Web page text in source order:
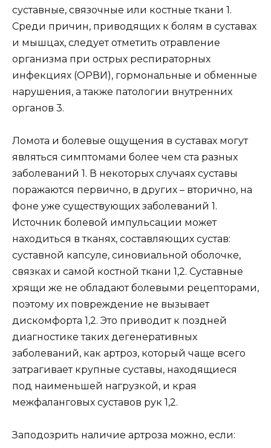
суставные, связочные или костные ткани 1.
Среди причин, приводящих к болям в суставах
и мышцах, следует отметить отравление
организма при острых респираторных
инфекциях (ОРВИ), гормональные и обменные
нарушения, а также патологии внутренних
органов 3.
Ломота и болевые ощущения в суставах могут
являться симптомами более чем ста разных
заболеваний 1. В некоторых случаях суставы
поражаются первично, в других – вторично, на
фоне уже существующих заболеваний 1.
Источник болевой импульсации может
находиться в тканях, составляющих сустав:
суставной капсуле, синовиальной оболочке,
связках и самой костной ткани 1,2. Суставные
хрящи же не обладают болевыми рецепторами,
поэтому их повреждение не вызывает
дискомфорта 1,2. Это приводит к поздней
диагностике таких дегенеративных
заболеваний, как артроз, который чаще всего
затрагивает крупные суставы, находящиеся
под наименьшей нагрузкой, и края
межфаланговых суставов рук 1,2.
Заподозрить наличие артроза можно, если: